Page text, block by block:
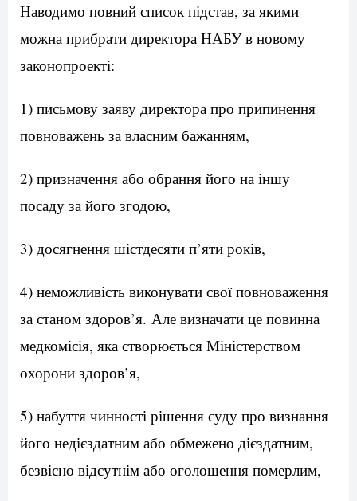
Наводимо повний список підстав, за якими
можна прибрати директора НАБУ в новому
законопроекті:
1) письмову заяву директора про припинення
повноважень за власним бажанням,
2) призначення або обрання його на іншу
посаду за його згодою,
3) досягнення шістдесяти п’яти років,
4) неможливість виконувати свої повноваження
за станом здоров’я. Але визначати це повинна
медкомісія, яка створюється Міністерством
охорони здоров’я,
5) набуття чинності рішення суду про визнання
його недієздатним або обмежено дієздатним,
безвісно відсутнім або оголошення померлим,